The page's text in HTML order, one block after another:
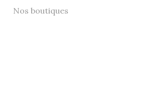
Nos boutiques